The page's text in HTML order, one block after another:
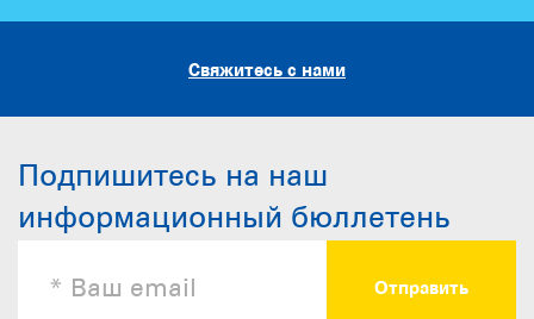
Свяжитесь с нами
Подпишитесь на наш
информационный бюллетень